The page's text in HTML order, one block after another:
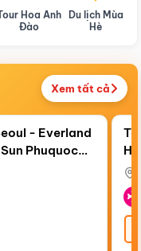
Hoa Anh
Đào
Du lịch Mùa
Hè
Xem tất cả
Điểm nổi bật
- Everland
Phuquoc